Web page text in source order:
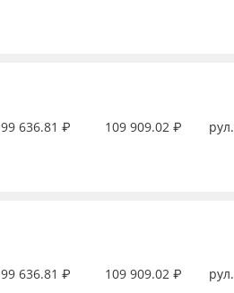
99 636.81 ₽ 109 909.02 ₽ рул.
99 636.81 ₽ 109 909.02 ₽ рул.